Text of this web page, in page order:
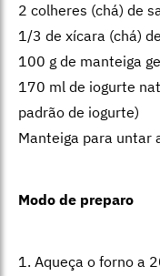
2 colheres (chá) de
1/3 de xícara (chá)
100 g de manteiga
170 ml de iogurte
padrão de iogurte)
Manteiga para untar
Modo de preparo
1. Aqueça o forno a